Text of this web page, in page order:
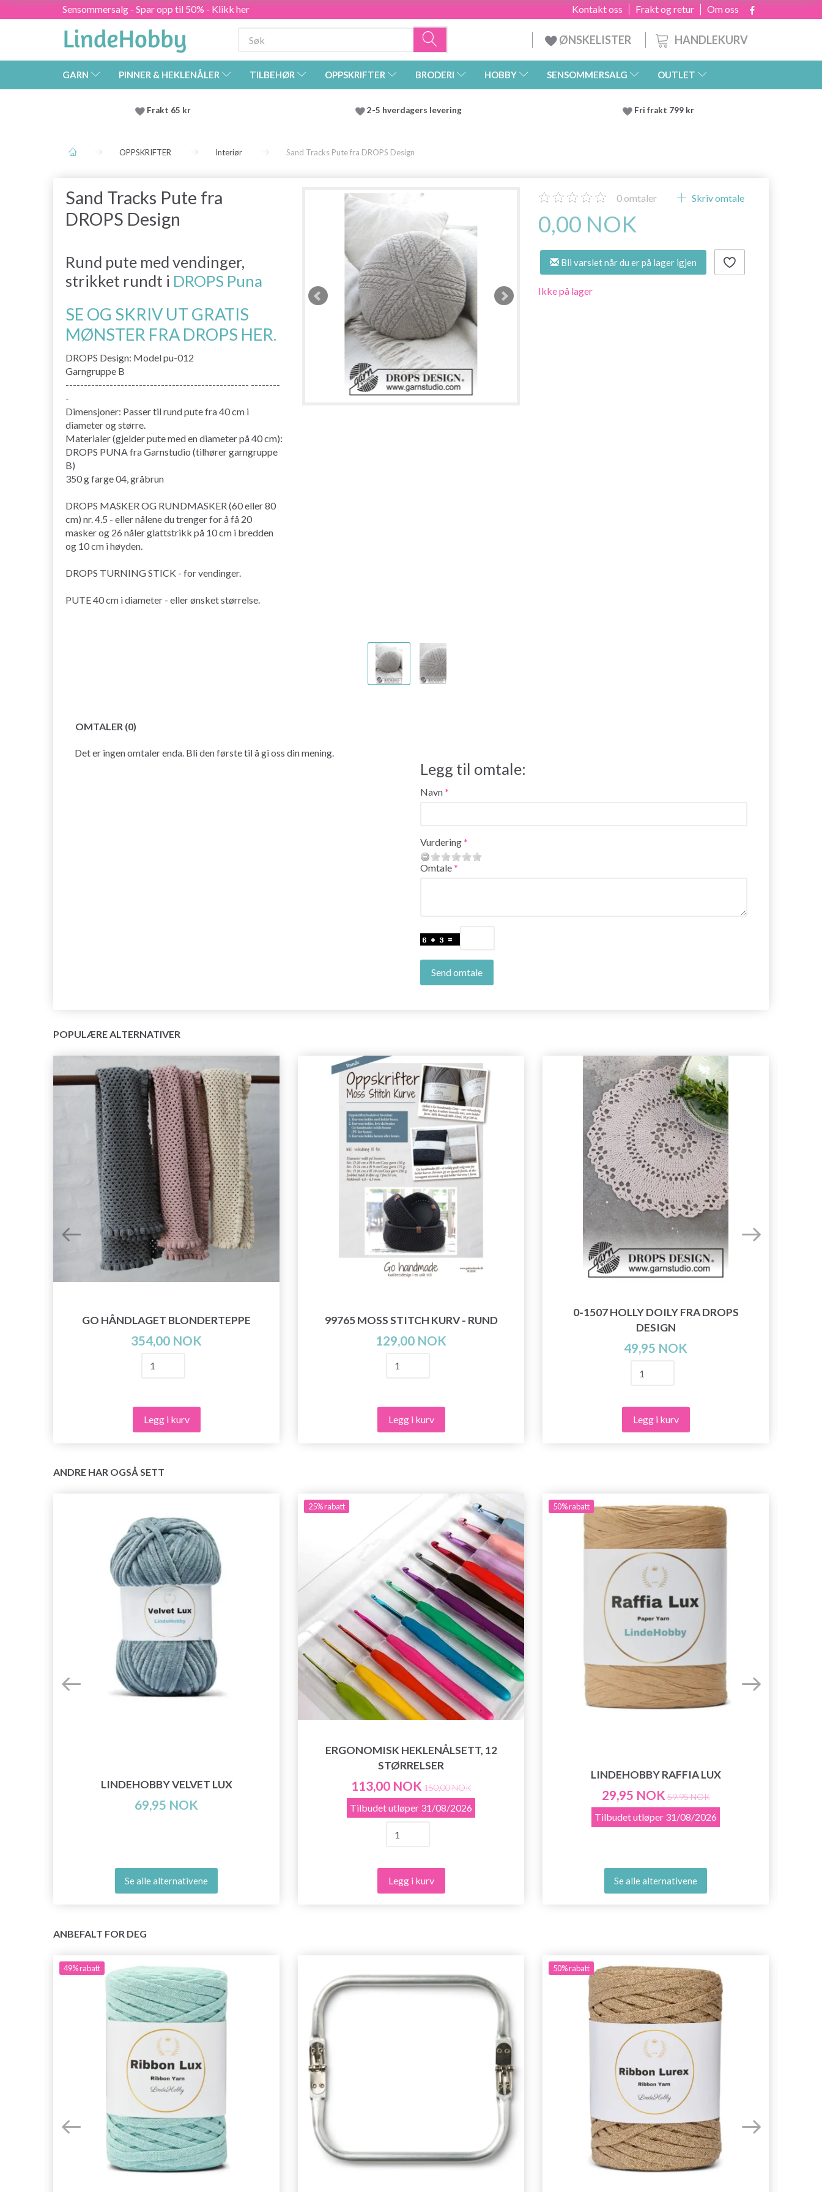
Sensommersalg - Spar opp til 50% - Klikk her Om oss
Frakt og retur
Kontakt oss
HANDLEKURV
ØNSKELISTER
GARN PINNER & HEKLENÅLER TILBEHØR OPPSKRIFTER BRODERI HOBBY SENSOMMERSALG OUTLET
Frakt 65 kr 2-5 hverdagers levering Fri frakt 799 kr
OPPSKRIFTER Interiør Sand Tracks Pute fra DROPS Design
Sand Tracks Pute fra
DROPS Design
Rund pute med vendinger,
strikket rundt i DROPS Puna
SE OG SKRIV UT GRATIS
MØNSTER FRA DROPS HER.
DROPS Design: Model pu-012
Garngruppe B
-------------------------------------------------- --------
-
Dimensjoner: Passer til rund pute fra 40 cm i
diameter og større.
Materialer (gjelder pute med en diameter på 40 cm):
DROPS PUNA fra Garnstudio (tilhører garngruppe
B)
350 g farge 04, gråbrun
DROPS MASKER OG RUNDMASKER (60 eller 80
cm) nr. 4.5 - eller nålene du trenger for å få 20
masker og 26 nåler glattstrikk på 10 cm i bredden
og 10 cm i høyden.
DROPS TURNING STICK - for vendinger.
PUTE 40 cm i diameter - eller ønsket størrelse.
0 omtaler Skriv omtale
0,00 NOK
Bli varslet når du er på lager igjen
Ikke på lager
OMTALER (0)
Det er ingen omtaler enda. Bli den første til å gi oss din mening.
Legg til omtale:
Navn
Vurdering
Omtale
Send omtale
POPULÆRE ALTERNATIVER
GO HÅNDLAGET BLONDERTEPPE
354,00 NOK
Legg i kurv
99765 MOSS STITCH KURV - RUND
129,00 NOK
Legg i kurv
0-1507 HOLLY DOILY FRA DROPS
DESIGN
49,95 NOK
Legg i kurv
ANDRE HAR OGSÅ SETT
LINDEHOBBY VELVET LUX
69,95 NOK
Se alle alternativene
25%rabatt
ERGONOMISK HEKLENÅLSETT, 12
STØRRELSER
113,00 NOK 150,00 NOK
Tilbudet utløper 31/08/2026
Legg i kurv
50%rabatt
LINDEHOBBY RAFFIA LUX
29,95 NOK 59,95 NOK
Tilbudet utløper 31/08/2026
Se alle alternativene
ANBEFALT FOR DEG
49%rabatt 50%rabatt